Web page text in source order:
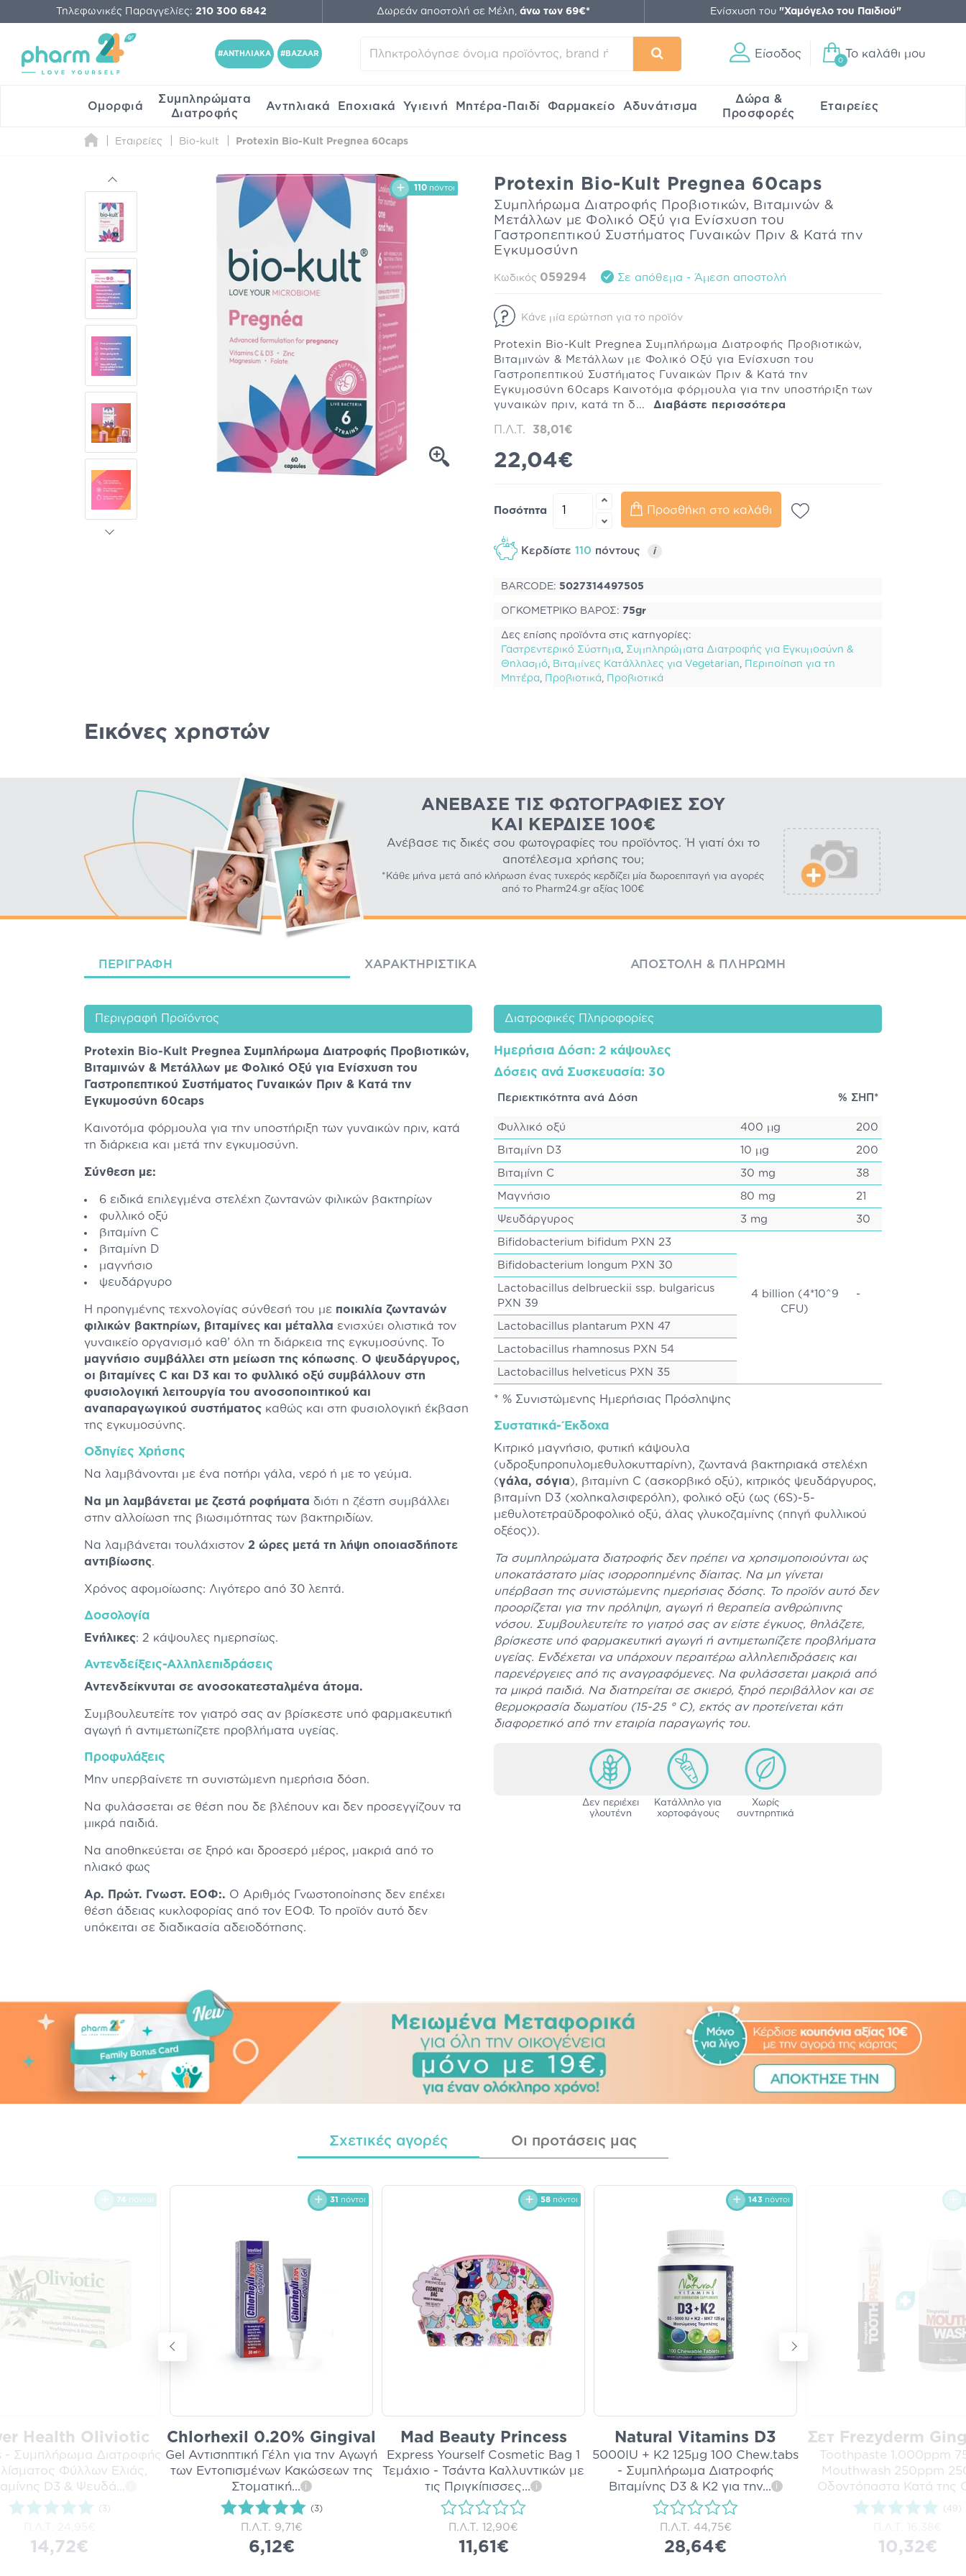
Τηλεφωνικές Παραγγελίες: 210 300 6842 Δωρεάν αποστολή σε Μέλη, άνω των 69€* Ενίσχυση του "Χαμόγελο του Παιδιού"
#ΑΝΤΗΛΙΑΚΑ #BAZAAR Είσοδος
0
Το καλάθι μου
Ομορφιά
Συμπληρώματα
Διατροφής
Αντηλιακά Εποχιακά Υγιεινή Μητέρα-Παιδί Φαρμακείο Αδυνάτισμα
Δώρα &
Προσφορές
Εταιρείες
Εταιρείες Bio-kult Protexin Bio-Kult Pregnea 60caps
110 πόντοι Protexin Bio-Kult Pregnea 60caps
Συμπλήρωμα Διατροφής Προβιοτικών, Βιταμινών &
Μετάλλων με Φολικό Οξύ για Ενίσχυση του
Γαστροπεπτικού Συστήματος Γυναικών Πριν & Κατά την
Εγκυμοσύνη
Κωδικός 059294 Σε απόθεμα - Άμεση αποστολή
Κάνε μία ερώτηση για το προϊόν
Protexin Bio-Kult Pregnea Συμπλήρωμα Διατροφής Προβιοτικών,
Βιταμινών & Μετάλλων με Φολικό Οξύ για Ενίσχυση του
Γαστροπεπτικού Συστήματος Γυναικών Πριν & Κατά την
Εγκυμοσύνη 60caps Καινοτόμα φόρμουλα για την υποστήριξη των
γυναικών πριν, κατά τη δ... Διαβάστε περισσότερα
Π.Λ.Τ. 38,01€
22,04€
Ποσότητα Προσθήκη στο καλάθι
Κερδίστε 110 πόντους i
BARCODE: 5027314497505
ΟΓΚΟΜΕΤΡΙΚΟ ΒΑΡΟΣ: 75gr
Δες επίσης προϊόντα στις κατηγορίες:
Γαστρεντερικό Σύστημα
Συμπληρώματα Διατροφής για Εγκυμοσύνη &
Θηλασμό
Βιταμίνες Κατάλληλες για Vegetarian
Περιποίηση για τη
Μητέρα
Προβιοτικά Προβιοτικά
Εικόνες χρηστών
ΑΝΈΒΑΣΕ ΤΙΣ ΦΩΤΟΓΡΑΦΊΕΣ ΣΟΥ
ΚΑΙ ΚΈΡΔΙΣΕ 100€
Ανέβασε τις δικές σου φωτογραφίες του προϊόντος. Ή γιατί όχι το
αποτέλεσμα χρήσης του;
*Κάθε μήνα μετά από κλήρωση ένας τυχερός κερδίζει μία δωροεπιταγή για αγορές
από το Pharm24.gr αξίας 100€
ΠΕΡΙΓΡΑΦΉ ΧΑΡΑΚΤΗΡΙΣΤΙΚΆ ΑΠΟΣΤΟΛΉ & ΠΛΗΡΩΜΉ
Περιγραφή Προϊόντος
Protexin Bio-Kult Pregnea Συμπλήρωμα Διατροφής Προβιοτικών,
Βιταμινών & Μετάλλων με Φολικό Οξύ για Ενίσχυση του
Γαστροπεπτικού Συστήματος Γυναικών Πριν & Κατά την
Εγκυμοσύνη 60caps
Καινοτόμα φόρμουλα για την υποστήριξη των γυναικών πριν, κατά
τη διάρκεια και μετά την εγκυμοσύνη.
Σύνθεση με:
6 ειδικά επιλεγμένα στελέχη ζωντανών φιλικών βακτηρίων
φυλλικό οξύ
βιταμίνη C
βιταμίνη D
μαγνήσιο
ψευδάργυρο
Η προηγμένης τεχνολογίας σύνθεσή του με ποικιλία ζωντανών
φιλικών βακτηρίων, βιταμίνες και μέταλλα ενισχύει ολιστικά τον
γυναικείο οργανισμό καθ’ όλη τη διάρκεια της εγκυμοσύνης. Το
μαγνήσιο συμβάλλει στη μείωση της κόπωσης. Ο ψευδάργυρος,
οι βιταμίνες C και D3 και το φυλλικό οξύ συμβάλλουν στη
φυσιολογική λειτουργία του ανοσοποιητικού και
αναπαραγωγικού συστήματος καθώς και στη φυσιολογική έκβαση
της εγκυμοσύνης.
Οδηγίες Χρήσης
Να λαμβάνονται με ένα ποτήρι γάλα, νερό ή με το γεύμα.
Να μη λαμβάνεται με ζεστά ροφήματα διότι η ζέστη συμβάλλει
στην αλλοίωση της βιωσιμότητας των βακτηριδίων.
Να λαμβάνεται τουλάχιστον 2 ώρες μετά τη λήψη οποιασδήποτε
αντιβίωσης.
Χρόνος αφομοίωσης: Λιγότερο από 30 λεπτά.
Δοσολογία
Ενήλικες: 2 κάψουλες ημερησίως.
Αντενδείξεις-Αλληλεπιδράσεις
Αντενδείκνυται σε ανοσοκατεσταλμένα άτομα.
Συμβουλευτείτε τον γιατρό σας αν βρίσκεστε υπό φαρμακευτική
αγωγή ή αντιμετωπίζετε προβλήματα υγείας.
Προφυλάξεις
Μην υπερβαίνετε τη συνιστώμενη ημερήσια δόση.
Να φυλάσσεται σε θέση που δε βλέπουν και δεν προσεγγίζουν τα
μικρά παιδιά.
Να αποθηκεύεται σε ξηρό και δροσερό μέρος, μακριά από το
ηλιακό φως
Αρ. Πρώτ. Γνωστ. ΕΟΦ:. Ο Αριθμός Γνωστοποίησης δεν επέχει
θέση άδειας κυκλοφορίας από τον ΕΟΦ. Το προϊόν αυτό δεν
υπόκειται σε διαδικασία αδειοδότησης.
Διατροφικές Πληροφορίες
Ημερήσια Δόση: 2 κάψουλες
Δόσεις ανά Συσκευασία: 30
Περιεκτικότητα ανά Δόση % ΣΗΠ*
Φυλλικό οξύ 400 μg 200
Βιταμίνη D3 10 μg 200
Βιταμίνη C 30 mg 38
Μαγνήσιο 80 mg 21
Ψευδάργυρος 3 mg 30
Bifidobacterium bifidum PXN 23
4 billion (4*10^9
CFU)
-
Bifidobacterium longum PXN 30
Lactobacillus delbrueckii ssp. bulgaricus
PXN 39
Lactobacillus plantarum PXN 47
Lactobacillus rhamnosus PXN 54
Lactobacillus helveticus PXN 35
* % Συνιστώμενης Ημερήσιας Πρόσληψης
Συστατικά-Έκδοχα
Κιτρικό μαγνήσιο, φυτική κάψουλα
(υδροξυπροπυλομεθυλοκυτταρίνη), ζωντανά βακτηριακά στελέχη
(γάλα, σόγια), βιταμίνη C (ασκορβικό οξύ), κιτρικός ψευδάργυρος,
βιταμίνη D3 (χοληκαλσιφερόλη), φολικό οξύ (ως (6S)-5-
μεθυλοτετραϋδροφολικό οξύ, άλας γλυκοζαμίνης (πηγή φυλλικού
οξέος)).
Τα συμπληρώματα διατροφής δεν πρέπει να χρησιμοποιούνται ως
υποκατάστατο μίας ισορροπημένης δίαιτας. Να μη γίνεται
υπέρβαση της συνιστώμενης ημερήσιας δόσης. Το προϊόν αυτό δεν
προορίζεται για την πρόληψη, αγωγή ή θεραπεία ανθρώπινης
νόσου. Συμβουλευτείτε το γιατρό σας αν είστε έγκυος, θηλάζετε,
βρίσκεστε υπό φαρμακευτική αγωγή ή αντιμετωπίζετε προβλήματα
υγείας. Ενδέχεται να υπάρχουν περαιτέρω αλληλεπιδράσεις και
παρενέργειες από τις αναγραφόμενες. Να φυλάσσεται μακριά από
τα μικρά παιδιά. Να διατηρείται σε σκιερό, ξηρό περιβάλλον και σε
θερμοκρασία δωματίου (15-25 ° C), εκτός αν προτείνεται κάτι
διαφορετικό από την εταιρία παραγωγής του.
Δεν περιέχει
γλουτένη
Κατάλληλο για
χορτοφάγους
Xωρίς
συντηρητικά
Σχετικές αγορές Οι προτάσεις μας
74 πόντοι
Health Oliviotic
- Συμπλήρωμα Διατροφής
Φύλλων Ελιάς,
D3 & Ψευδά
(3)
14,72€
31 πόντοι
Chlorhexil 0.20% Gingival
Gel Αντισηπτική Γέλη για την Αγωγή
των Εντοπισμένων Κακώσεων της
Στοματική... i
(3)
Π.Λ.Τ. 9,71€
6,12€
58 πόντοι
Mad Beauty Princess
Express Yourself Cosmetic Bag 1
Τεμάχιο - Τσάντα Καλλυντικών με
τις Πριγκίπισσες... i
Π.Λ.Τ. 12,90€
11,61€
143 πόντοι
Natural Vitamins D3
5000IU + K2 125μg 100 Chew.tabs
- Συμπλήρωμα Διατροφής
Βιταμίνης D3 & K2 για την... i
Π.Λ.Τ. 44,75€
28,64€
Σετ Frezyderm
Toothpaste 1.000ppm
Mouthwash 250ppm
Οδοντόπαστα Κατά της
(49)
10,32€